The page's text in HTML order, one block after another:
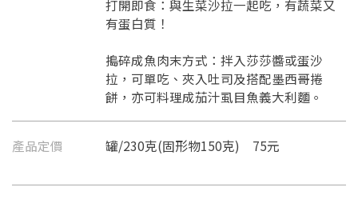
打開即食：與生菜沙拉一起吃，有蔬菜又
有蛋白質！
搗碎成魚肉末方式：拌入莎莎醬或蛋沙
拉，可單吃、夾入吐司及搭配墨西哥捲
餅，亦可料理成茄汁虱目魚義大利麵。
產品定價 罐/230克(固形物150克) 75元
要看申請秘笈嗎？